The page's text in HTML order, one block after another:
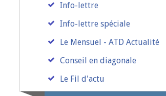
Info-lettre
Info-lettre spéciale
Le Mensuel - ATD Actualité
Conseil en diagonale
Le Fil d'actu